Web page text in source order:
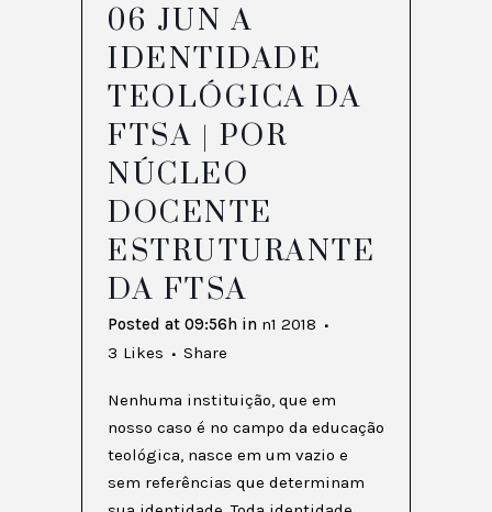
06 JUN A
IDENTIDADE
TEOLÓGICA DA
FTSA | POR
NÚCLEO
DOCENTE
ESTRUTURANTE
DA FTSA
Posted at 09:56h in n1 2018
3 Likes Share
Nenhuma instituição, que em
nosso caso é no campo da educação
teológica, nasce em um vazio e
sem referências que determinam